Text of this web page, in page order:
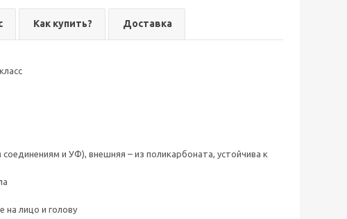
Как купить? Доставка
и УФ), внешняя – из поликарбоната, устойчива к
на лицо и голову